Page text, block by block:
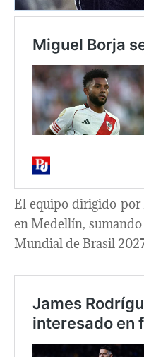
El equipo dirigido por
en Medellín,
Mundial de Brasil